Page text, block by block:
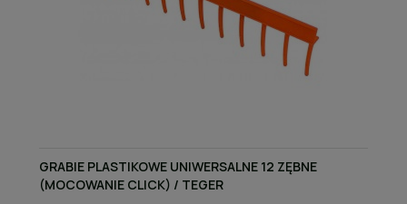
GRABIE PLASTIKOWE UNIWERSALNE 12 ZĘBNE
(MOCOWANIE CLICK) / TEGER